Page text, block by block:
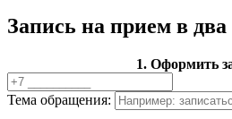
Запись на прием в
1. Оформить
Тема обращения: